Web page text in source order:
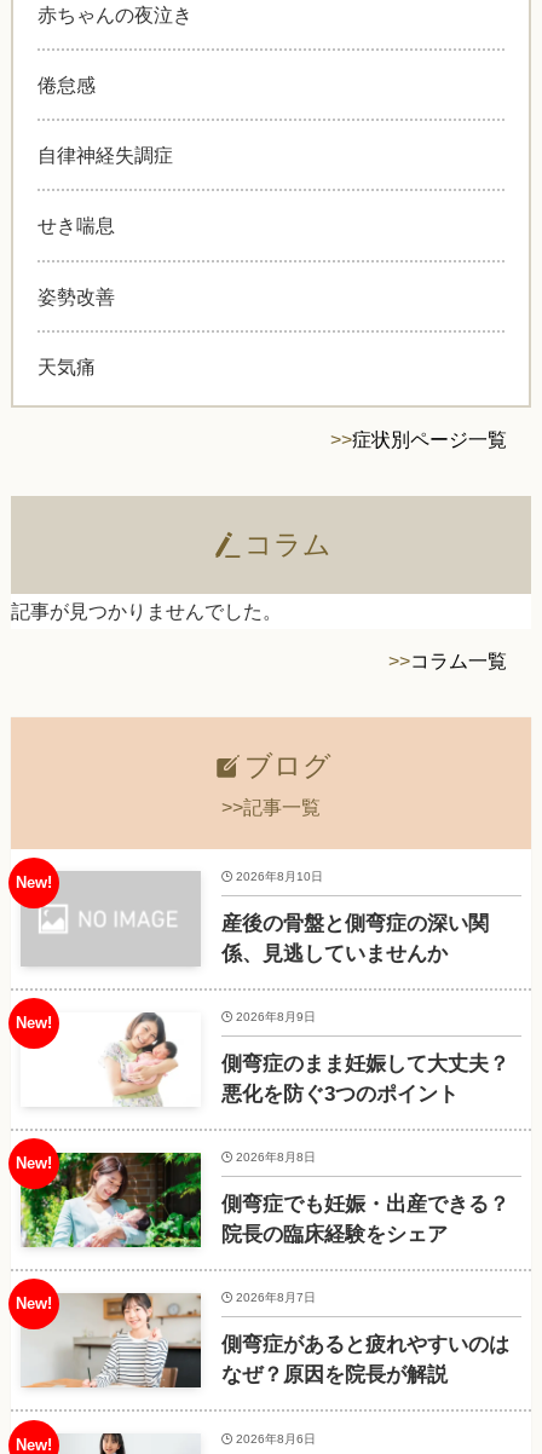
赤ちゃんの夜泣き
倦怠感
自律神経失調症
せき喘息
姿勢改善
天気痛
>>症状別ページ一覧
コラム
記事が見つかりませんでした。
>>コラム一覧
ブログ
>>記事一覧
産後の骨盤と側弯症の深い関
係、見逃していませんか
2026年8月10日
側弯症のまま妊娠して大丈夫？
悪化を防ぐ3つのポイント
2026年8月9日
側弯症でも妊娠・出産できる？
院長の臨床経験をシェア
2026年8月8日
側弯症があると疲れやすいのは
なぜ？原因を院長が解説
2026年8月7日
2026年8月6日